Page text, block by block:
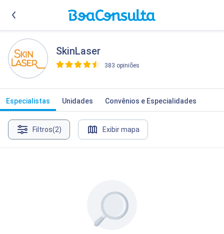
SkinLaser
383 opiniões
Especialistas Unidades Convênios e Especialidades
Filtros(2) Exibir mapa